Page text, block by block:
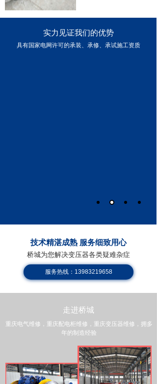
实力见证我们的优势
具有国家电网许可的承装、承修、承试施工资质
技术精湛成熟 服务细致用心
桥城为您解决变压器各类疑难杂症
服务热线：13983219658
重庆电气维修，重庆配电柜维修， 重庆变压器维修， 拥多
年的制造经验
走进桥城